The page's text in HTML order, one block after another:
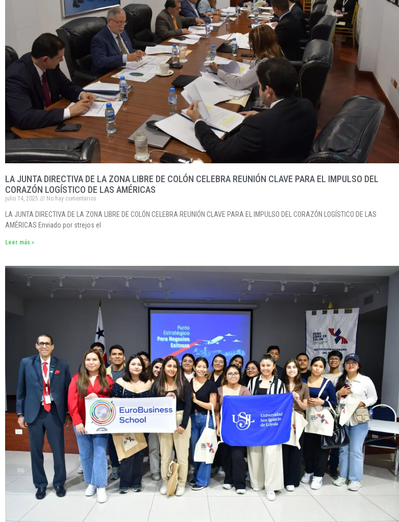
LA JUNTA DIRECTIVA DE LA ZONA LIBRE DE COLÓN CELEBRA REUNIÓN CLAVE PARA EL IMPULSO DEL
CORAZÓN LOGÍSTICO DE LAS AMÉRICAS
julio 14, 2025 No hay comentarios
LA JUNTA DIRECTIVA DE LA ZONA LIBRE DE COLÓN CELEBRA REUNIÓN CLAVE PARA EL IMPULSO DEL CORAZÓN LOGÍSTICO DE LAS
AMÉRICAS Enviado por strejos el
Leer más »